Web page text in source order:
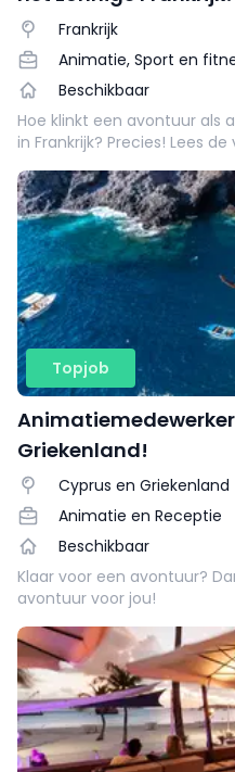
Frankrijk
Animatie, Sport en
Beschikbaar
Hoe klinkt een avontuur
in Frankrijk? Precies! Lees
Topjob
Griekenland!
Cyprus en Griekenland
Animatie en Receptie
Beschikbaar
Klaar voor een avontuur?
avontuur voor jou!